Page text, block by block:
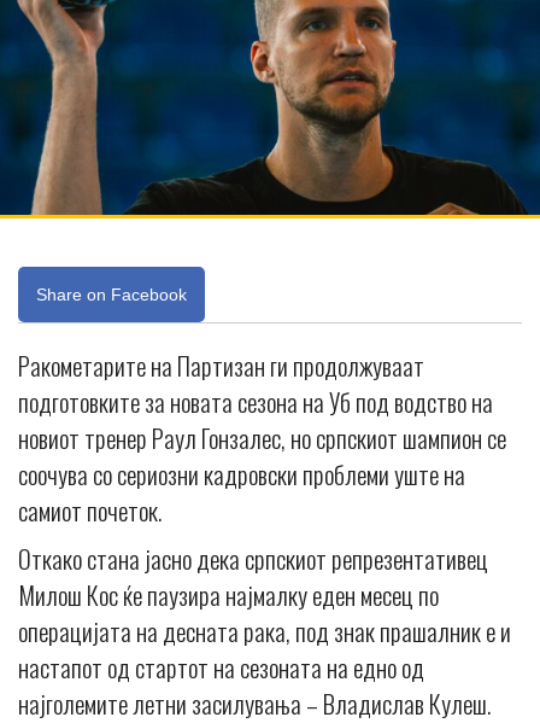
Share on Facebook
Ракометарите на Партизан ги продолжуваат
подготовките за новата сезона на Уб под водство на
новиот тренер Раул Гонзалес, но српскиот шампион се
соочува со сериозни кадровски проблеми уште на
самиот почеток.
Откако стана јасно дека српскиот репрезентативец
Милош Кос ќе паузира најмалку еден месец по
операцијата на десната рака, под знак прашалник е и
настапот од стартот на сезоната на едно од
најголемите летни засилувања – Владислав Кулеш.